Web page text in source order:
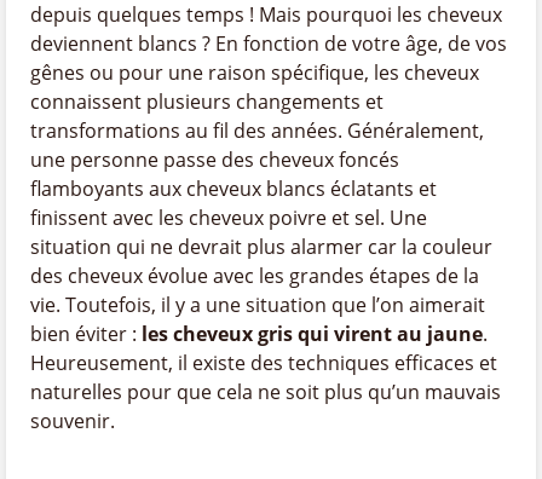
depuis quelques temps ! Mais pourquoi les cheveux
deviennent blancs ? En fonction de votre âge, de vos
gênes ou pour une raison spécifique, les cheveux
connaissent plusieurs changements et
transformations au fil des années. Généralement,
une personne passe des cheveux foncés
flamboyants aux cheveux blancs éclatants et
finissent avec les cheveux poivre et sel. Une
situation qui ne devrait plus alarmer car la couleur
des cheveux évolue avec les grandes étapes de la
vie. Toutefois, il y a une situation que l’on aimerait
bien éviter : les cheveux gris qui virent au jaune.
Heureusement, il existe des techniques efficaces et
naturelles pour que cela ne soit plus qu’un mauvais
souvenir.